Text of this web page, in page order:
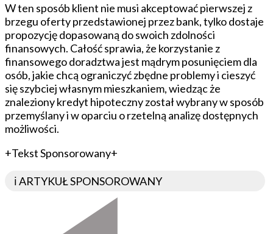
W ten sposób klient nie musi akceptować pierwszej z
brzegu oferty przedstawionej przez bank, tylko dostaje
propozycję dopasowaną do swoich zdolności
finansowych. Całość sprawia, że korzystanie z
finansowego doradztwa jest mądrym posunięciem dla
osób, jakie chcą ograniczyć zbędne problemy i cieszyć
się szybciej własnym mieszkaniem, wiedząc że
znaleziony kredyt hipoteczny został wybrany w sposób
przemyślany i w oparciu o rzetelną analizę dostępnych
możliwości.
+Tekst Sponsorowany+
ℹ️ ARTYKUŁ SPONSOROWANY